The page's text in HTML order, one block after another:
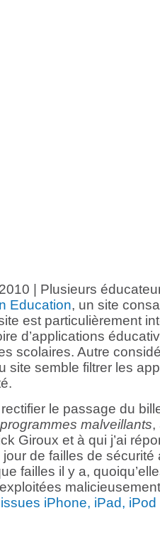
| Plusieurs
Education, un site
est particulièrement
d’applications
scolaires. Autre
site semble filtrer les
le passage du
malveillants,
Giroux et à qui j’ai
de failles de sécurité
failles il y a,
iPhone, iPad,